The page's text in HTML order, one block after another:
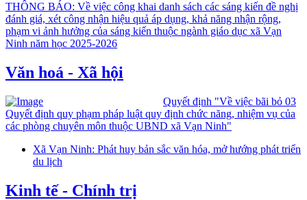
THÔNG BÁO: Về việc công khai danh sách các sáng kiến đề nghị
đánh giá, xét công nhận hiệu quả áp dụng, khả năng nhận rộng,
phạm vi ảnh hưởng của sáng kiến thuộc ngành giáo dục xã Vạn
Ninh năm học 2025-2026
Văn hoá - Xã hội
Quyết định "Về việc bãi bỏ 03
Quyết định quy phạm pháp luật quy định chức năng, nhiệm vụ của
các phòng chuyên môn thuộc UBND xã Vạn Ninh"
Xã Vạn Ninh: Phát huy bản sắc văn hóa, mở hướng phát triển
du lịch
Kinh tế - Chính trị